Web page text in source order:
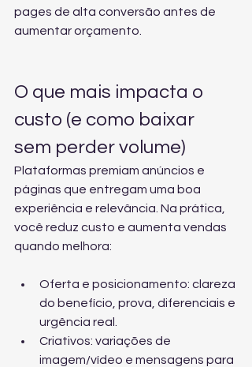
pages de alta conversão antes de
aumentar orçamento.
O que mais impacta o
custo (e como baixar
sem perder volume)
Plataformas premiam anúncios e
páginas que entregam uma boa
experiência e relevância. Na prática,
você reduz custo e aumenta vendas
quando melhora:
Oferta e posicionamento: clareza
do benefício, prova, diferenciais e
urgência real.
Criativos: variações de
imagem/vídeo e mensagens para